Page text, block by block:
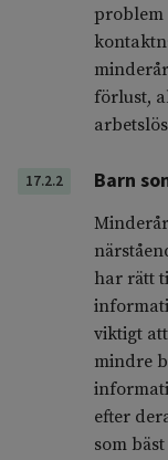
problem
förlust,
17.2.2 Barn
har rätt
viktigt
mindre
efter
som